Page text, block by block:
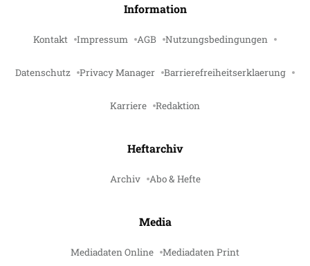
Information
Kontakt Impressum AGB Nutzungsbedingungen
Datenschutz Privacy Manager Barrierefreiheitserklaerung
Karriere Redaktion
Heftarchiv
Archiv Abo & Hefte
Media
Mediadaten Online Mediadaten Print